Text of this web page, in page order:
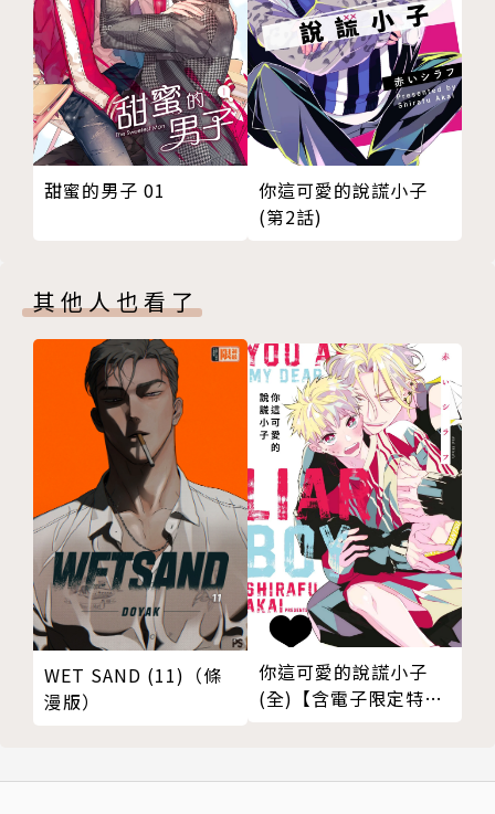
甜蜜的男子 01
你這可愛的說謊小子
(第2話)
其他人也看了
WET SAND (11)（條
漫版）
你這可愛的說謊小子
(全)【含電子限定特